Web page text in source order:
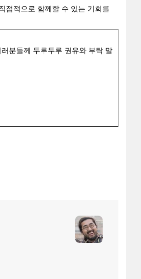
접적으로 함께할 수 있는 기회를
분들께 두루두루 권유와 부탁 말